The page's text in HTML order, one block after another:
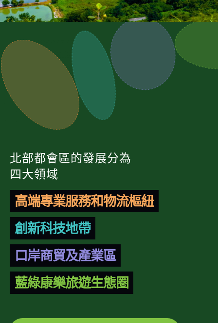
北部都會區的發展分為
四大領域
高端專業服務和物流樞紐
創新科技地帶
口岸商貿及產業區
藍綠康樂旅遊生態圈